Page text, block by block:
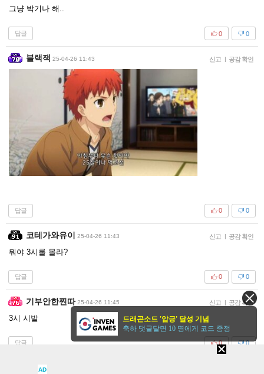
그냥 박기나 해..
답글 0
0
블랙잭 25-04-26 11:43 신고 | 공감 확인
답글 0
0
코테가와유이 25-04-26 11:43 신고 | 공감 확인
뭐야 3시룰 몰라?
답글 0
0
기부안한찐따 25-04-26 11:45 신고 | 공감 확인
3시 시발
답글 0
0
Mithril
AD
드래곤소드 '압긍' 달성 기념
축하 댓글달면 10 명에게 코드 증정